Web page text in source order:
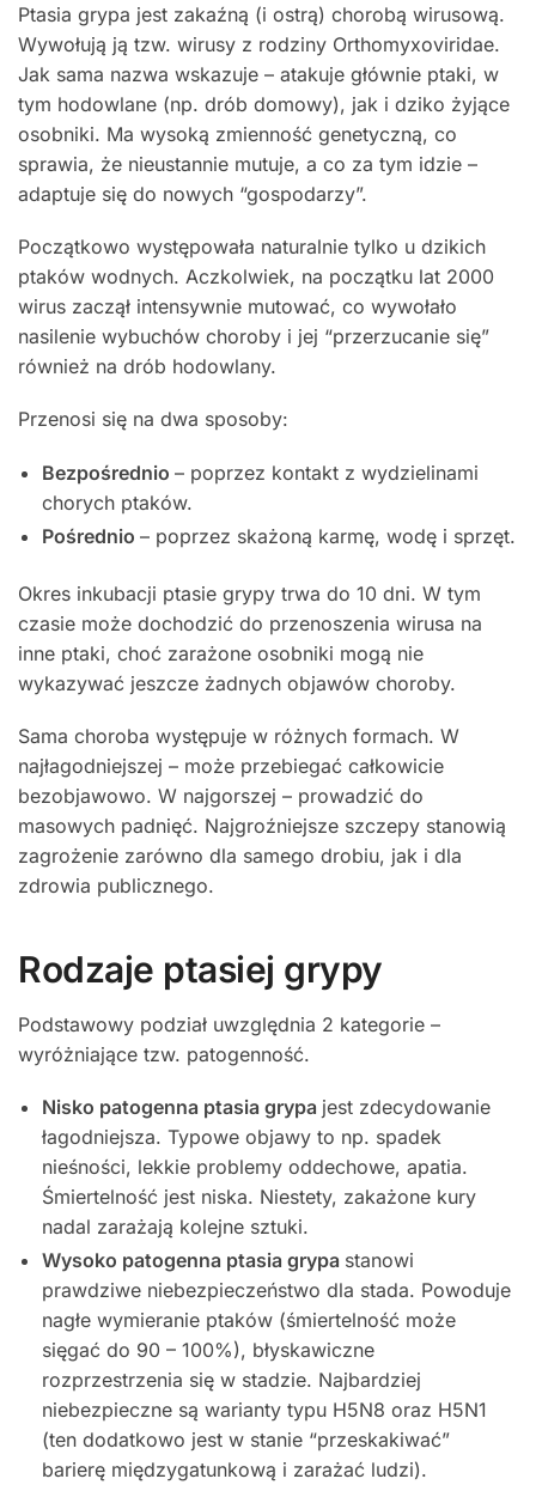
Ptasia grypa jest zakaźną (i ostrą) chorobą wirusową.
Wywołują ją tzw. wirusy z rodziny Orthomyxoviridae.
Jak sama nazwa wskazuje – atakuje głównie ptaki, w
tym hodowlane (np. drób domowy), jak i dziko żyjące
osobniki. Ma wysoką zmienność genetyczną, co
sprawia, że nieustannie mutuje, a co za tym idzie –
adaptuje się do nowych “gospodarzy”.
Początkowo występowała naturalnie tylko u dzikich
ptaków wodnych. Aczkolwiek, na początku lat 2000
wirus zaczął intensywnie mutować, co wywołało
nasilenie wybuchów choroby i jej “przerzucanie się”
również na drób hodowlany.
Przenosi się na dwa sposoby:
Bezpośrednio – poprzez kontakt z wydzielinami
chorych ptaków.
Pośrednio – poprzez skażoną karmę, wodę i sprzęt.
Okres inkubacji ptasie grypy trwa do 10 dni. W tym
czasie może dochodzić do przenoszenia wirusa na
inne ptaki, choć zarażone osobniki mogą nie
wykazywać jeszcze żadnych objawów choroby.
Sama choroba występuje w różnych formach. W
najłagodniejszej – może przebiegać całkowicie
bezobjawowo. W najgorszej – prowadzić do
masowych padnięć. Najgroźniejsze szczepy stanowią
zagrożenie zarówno dla samego drobiu, jak i dla
zdrowia publicznego.
Rodzaje ptasiej grypy
Podstawowy podział uwzględnia 2 kategorie –
wyróżniające tzw. patogenność.
Nisko patogenna ptasia grypa jest zdecydowanie
łagodniejsza. Typowe objawy to np. spadek
nieśności, lekkie problemy oddechowe, apatia.
Śmiertelność jest niska. Niestety, zakażone kury
nadal zarażają kolejne sztuki.
Wysoko patogenna ptasia grypa stanowi
prawdziwe niebezpieczeństwo dla stada. Powoduje
nagłe wymieranie ptaków (śmiertelność może
sięgać do 90 – 100%), błyskawiczne
rozprzestrzenia się w stadzie. Najbardziej
niebezpieczne są warianty typu H5N8 oraz H5N1
(ten dodatkowo jest w stanie “przeskakiwać”
barierę międzygatunkową i zarażać ludzi).